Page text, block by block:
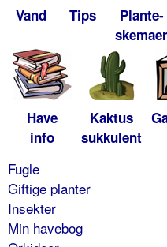
Vand Tips
Plante-
skemaer
Have
info
Kaktus
sukkulent
Fugle
Giftige planter
Insekter
Min havebog